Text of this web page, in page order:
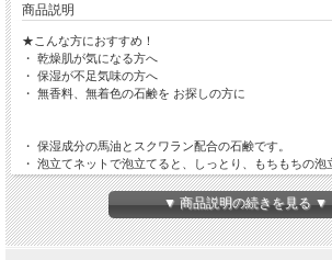
商品説明
★こんな方におすすめ！
・ 乾燥肌が気になる方へ
・ 保湿が不足気味の方へ
・ 無香料、無着色の石鹸を お探しの方に
・ 保湿成分の馬油とスクワラン配合の石鹸です。
・ 泡立てネットで泡立てると、しっとり、もちもちの泡
・ もちもち泡で汚れを浮かせ、さっぱり洗い上げます。
【原材料】
▼ 商品説明の続きを見る ▼